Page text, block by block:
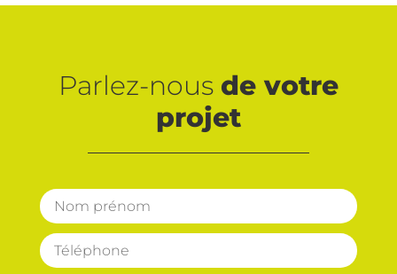
Parlez-nous de votre
projet